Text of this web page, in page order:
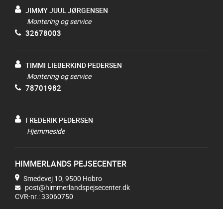
JIMMY JUUL JØRGENSEN
Montering og service
32678003
TIMMI LIEBERKIND PEDERSEN
Montering og service
78701982
FREDERIK PEDERSEN
Hjemmeside
HIMMERLANDS PEJSECENTER
Smedevej 10, 9500 Hobro
post@himmerlandspejsecenter.dk
CVR-nr.: 33060750